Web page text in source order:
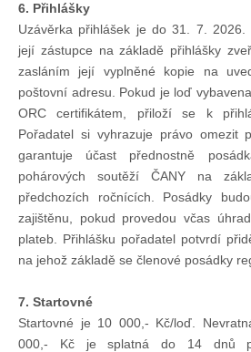
6. Přihlášky
Uzávěrka přihlášek je do 31. 7. 2026.
její zástupce na základě přihlášky
zasláním její vyplněné kopie na
poštovní adresu. Pokud je loď
ORC certifikátem, přiloží se k
Pořadatel si vyhrazuje právo omezit
garantuje účast přednostně
pohárových soutěží ČANY na
předchozích ročnících. Posádky
zajištěnu, pokud provedou včas
plateb. Přihlášku pořadatel potvrdí
na jehož základě se členové posádky
7. Startovné
Startovné je 10 000,- Kč/loď.
000,- Kč je splatná do 14 dnů